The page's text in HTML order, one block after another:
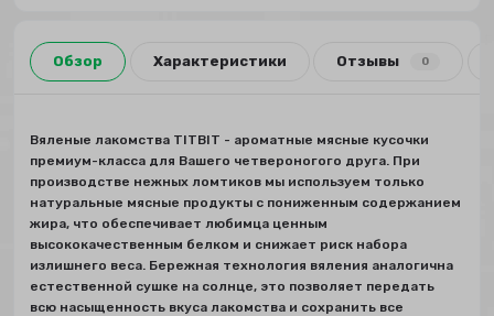
Обзор Характеристики Отзывы 0
Вяленые лакомства TITBIT - ароматные мясные кусочки
премиум-класса для Вашего четвероногого друга. При
производстве нежных ломтиков мы используем только
натуральные мясные продукты с пониженным содержанием
жира, что обеспечивает любимца ценным
высококачественным белком и снижает риск набора
излишнего веса. Бережная технология вяления аналогична
естественной сушке на солнце, это позволяет передать
всю насыщенность вкуса лакомства и сохранить все